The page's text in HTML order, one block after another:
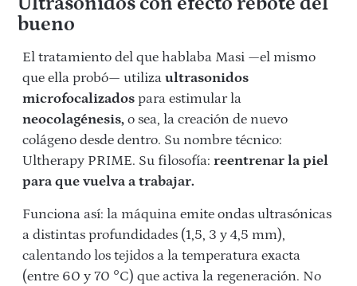
bueno
El tratamiento del que hablaba Masi —el mismo
que ella probó— utiliza ultrasonidos
microfocalizados para estimular la
neocolagénesis, o sea, la creación de nuevo
colágeno desde dentro. Su nombre técnico:
Ultherapy PRIME. Su filosofía: reentrenar la piel
para que vuelva a trabajar.
Funciona así: la máquina emite ondas ultrasónicas
a distintas profundidades (1,5, 3 y 4,5 mm),
calentando los tejidos a la temperatura exacta
(entre 60 y 70 °C) que activa la regeneración. No